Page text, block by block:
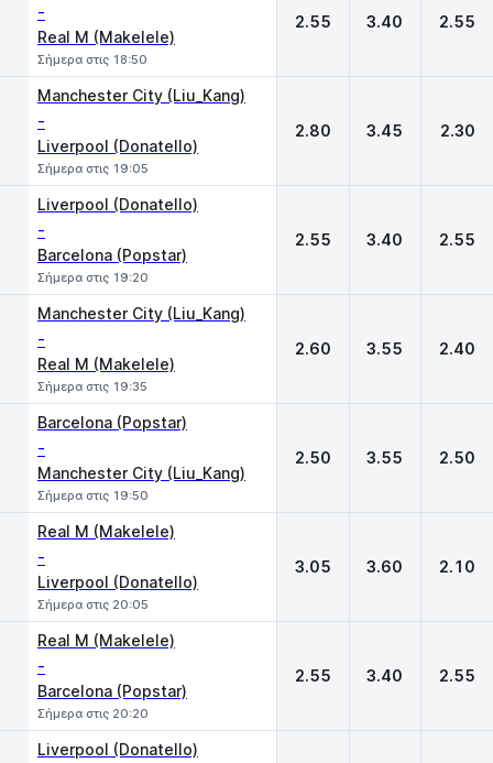
-
Real M (Makelele)
Σήμερα στις 18:50
2.55 3.40 2.55
Manchester City (Liu_Kang)
-
Liverpool (Donatello)
Σήμερα στις 19:05
2.80 3.45 2.30
Liverpool (Donatello)
-
Barcelona (Popstar)
Σήμερα στις 19:20
2.55 3.40 2.55
Manchester City (Liu_Kang)
-
Real M (Makelele)
Σήμερα στις 19:35
2.60 3.55 2.40
Barcelona (Popstar)
-
Manchester City (Liu_Kang)
Σήμερα στις 19:50
2.50 3.55 2.50
Real M (Makelele)
-
Liverpool (Donatello)
Σήμερα στις 20:05
3.05 3.60 2.10
Real M (Makelele)
-
Barcelona (Popstar)
Σήμερα στις 20:20
2.55 3.40 2.55
Liverpool (Donatello)